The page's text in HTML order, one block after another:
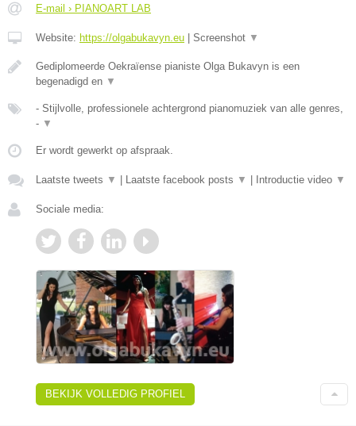
E-mail › PIANOART LAB
Website: https://olgabukavyn.eu Screenshot ▼
Gediplomeerde Oekraïense pianiste Olga Bukavyn is een
begenadigd en ▼
- Stijlvolle, professionele achtergrond pianomuziek van alle genres,
- ▼
Er wordt gewerkt op afspraak.
Laatste tweets ▼ Laatste facebook posts ▼ Introductie video ▼
Sociale media:
BEKIJK VOLLEDIG PROFIEL